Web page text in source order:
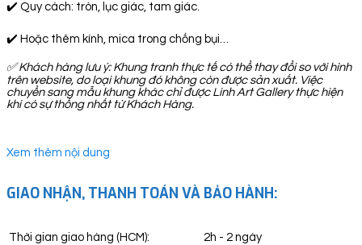
✔️ Quy cách: tròn, lục giác, tam giác.
✔️ Hoặc thêm kính, mica trong chống bụi…
✅Khách hàng lưu ý: Khung tranh thực tế có thể thay đổi so với hình
trên website, do loại khung đó không còn được sản xuất. Việc
chuyển sang mẫu khung khác chỉ được Linh Art Gallery thực hiện
khi có sự thống nhất từ Khách Hàng.
Xem thêm nội dung
GIAO NHẬN, THANH TOÁN VÀ BẢO HÀNH:
Thời gian giao hàng (HCM):
2h - 2 ngày